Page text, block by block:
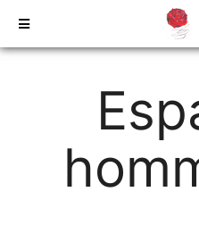
CRÉMATION / INCINÉRATION